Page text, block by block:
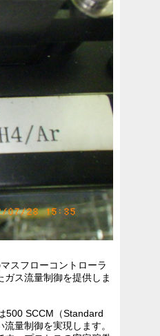
スフローコントローラ
ス流量制御を提供しま
500 SCCM（Standard
量制御を実現します。